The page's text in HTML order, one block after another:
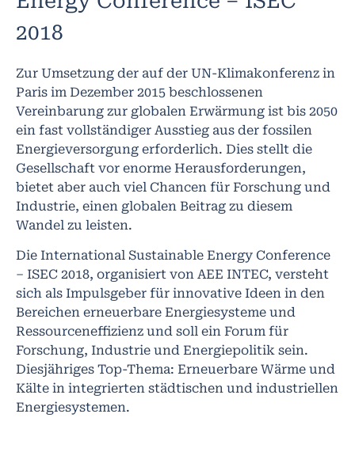
2018
Zur Umsetzung der auf der UN-Klimakonferenz in
Paris im Dezember 2015 beschlossenen
Vereinbarung zur globalen Erwärmung ist bis 2050
ein fast vollständiger Ausstieg aus der fossilen
Energieversorgung erforderlich. Dies stellt die
Gesellschaft vor enorme Herausforderungen,
bietet aber auch viel Chancen für Forschung und
Industrie, einen globalen Beitrag zu diesem
Wandel zu leisten.
Die International Sustainable Energy Conference
– ISEC 2018, organisiert von AEE INTEC, versteht
sich als Impulsgeber für innovative Ideen in den
Bereichen erneuerbare Energiesysteme und
Ressourceneffizienz und soll ein Forum für
Forschung, Industrie und Energiepolitik sein.
Diesjähriges Top-Thema: Erneuerbare Wärme und
Kälte in integrierten städtischen und industriellen
Energiesystemen.